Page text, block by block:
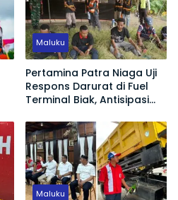
Maluku
Pertamina Patra Niaga Uji
Respons Darurat di Fuel
Terminal Biak, Antisipasi
Tumpahan BBM
Maluku